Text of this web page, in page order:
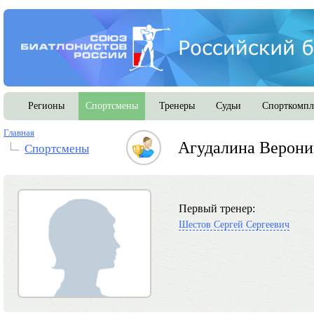
Регионы Спортсмены Тренеры Судьи
Главная
Спортсмены Агудалина
Первый тренер:
Шестов Сергей Сергеевич